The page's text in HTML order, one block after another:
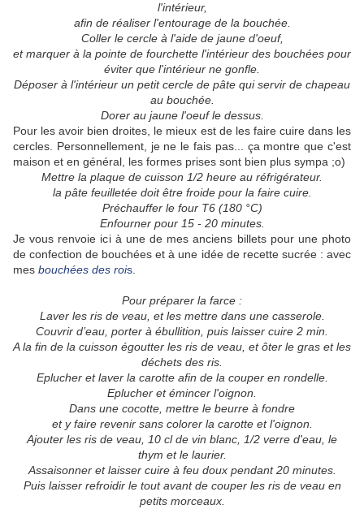
l'intérieur,
afin de réaliser l'entourage de la bouchée.
Coller le cercle à l'aide de jaune d'oeuf,
et marquer à la pointe de fourchette l'intérieur des bouchées pour
éviter que l'intérieur ne gonfle.
Déposer à l'intérieur un petit cercle de pâte qui servir de chapeau
au bouchée.
Dorer au jaune l'oeuf le dessus.
Pour les avoir bien droites, le mieux est de les faire cuire dans les
cercles. Personnellement, je ne le fais pas... ça montre que c'est
maison et en général, les formes prises sont bien plus sympa ;o)
Mettre la plaque de cuisson 1/2 heure au réfrigérateur.
la pâte feuilletée doit être froide pour la faire cuire.
Préchauffer le four T6 (180 °C)
Enfourner pour 15 - 20 minutes.
Je vous renvoie ici à une de mes anciens billets pour une photo
de confection de bouchées et à une idée de recette sucrée : avec
mes bouchées des rois
Pour préparer la farce :
Laver les ris de veau, et les mettre dans une casserole.
Couvrir d’eau, porter à ébullition, puis laisser cuire 2 min.
A la fin de la cuisson égoutter les ris de veau, et ôter le gras et les
déchets des ris.
Eplucher et laver la carotte afin de la couper en rondelle.
Eplucher et émincer l'oignon.
Dans une cocotte, mettre le beurre à fondre
et y faire revenir sans colorer la carotte et l'oignon.
Ajouter les ris de veau, 10 cl de vin blanc, 1/2 verre d'eau, le
thym et le laurier.
Assaisonner et laisser cuire à feu doux pendant 20 minutes.
Puis laisser refroidir le tout avant de couper les ris de veau en
petits morceaux.